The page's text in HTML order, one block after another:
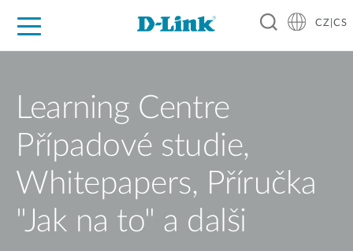
CZ|CS
Learning Centre
Případové studie,
Whitepapers, Příručka
"Jak na to" a dalši